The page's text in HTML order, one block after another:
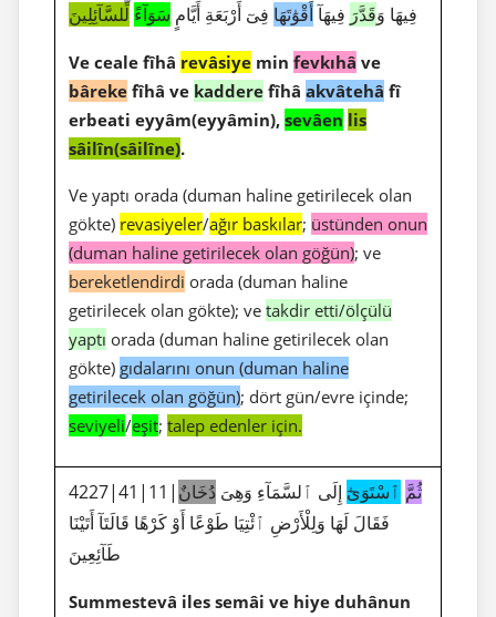
فِيهَا وَقَدَّرَ فِيهَآأَقْوَٰتَهَا فِىٓ أَرْبَعَةِ أَيَّامٍ سَوَآءً لِّلسَّآئِلِينَ
Ve ceale fîhâ revâsiye min fevkıhâ ve
bâreke fîhâ ve kaddere fîhâ akvâtehâ fî
erbeati eyyâm(eyyâmin), sevâen lis
sâilîn(sâilîne).
Ve yaptı orada (duman haline getirilecek olan
gökte) revasiyeler/ağır baskılar; üstünden onun
(duman haline getirilecek olan göğün); ve
bereketlendirdi orada (duman haline
getirilecek olan gökte); ve takdir etti/ölçülü
yaptı orada (duman haline getirilecek olan
gökte) gıdalarını onun (duman haline
getirilecek olan göğün); dört gün/evre içinde;
seviyeli/eşit; talep edenler için.
4227|41|11| ثُمَّ ٱسْتَوَىٰٓ إِلَى ٱلسَّمَآءِ وَهِىَ دُخَانٌ
فَقَالَ لَهَا وَلِلْأَرْضِ ٱئْتِيَا طَوْعًا أَوْ كَرْهًا قَالَتَآ أَتَيْنَا
طَآئِعِينَ
Summestevâ iles semâi ve hiye duhânun